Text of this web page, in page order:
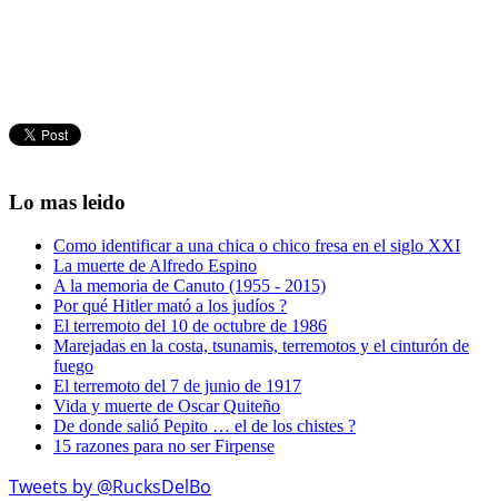
Lo mas leido
Como identificar a una chica o chico fresa en el siglo XXI
La muerte de Alfredo Espino
A la memoria de Canuto (1955 - 2015)
Por qué Hitler mató a los judíos ?
El terremoto del 10 de octubre de 1986
Marejadas en la costa, tsunamis, terremotos y el cinturón de
fuego
El terremoto del 7 de junio de 1917
Vida y muerte de Oscar Quiteño
De donde salió Pepito … el de los chistes ?
15 razones para no ser Firpense
Tweets by @RucksDelBo